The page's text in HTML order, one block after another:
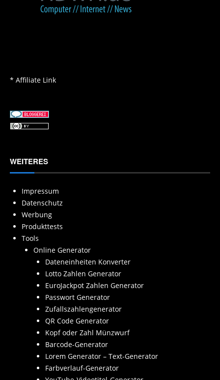
* Affiliate Link
WEITERES
Impressum
Datenschutz
Werbung
Produkttests
Tools
Online Generator
Dateneinheiten Konverter
Lotto Zahlen Generator
EuroJackpot Zahlen Generator
Passwort Generator
Zufallszahlengenerator
QR Code Generator
Kopf oder Zahl Münzwurf
Barcode-Generator
Lorem Generator – Text-Generator
Farbverlauf-Generator